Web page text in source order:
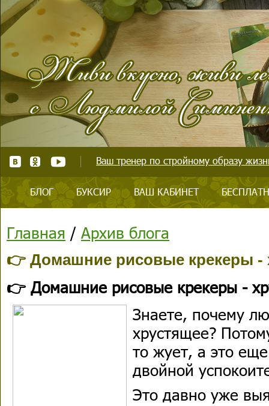
Ваш тренер по стройному образу
БЛОГ БУКСИР ВАШ КАБИНЕТ
Главная / Архив блога
👉 Домашние рисовые крекеры -
👉 Домашние рисовые крекеры -
Знаете, почему
хрустящее?
то жует, а это
двойной
Это давно уже